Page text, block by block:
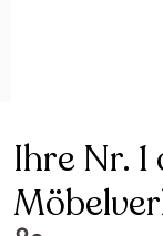
Ihre Nr.